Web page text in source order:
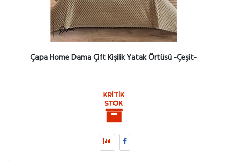
Çapa Home Dama Çift Kişilik Yatak Örtüsü -Çeşit-